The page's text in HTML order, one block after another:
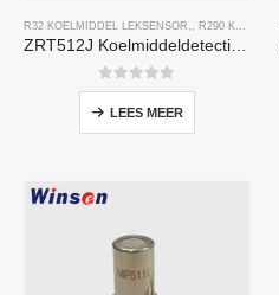
R32 KOELMIDDEL LEKSENSOR R290 KOELMIDDEL LEKSENSOR
0Van de 5
LEES MEER